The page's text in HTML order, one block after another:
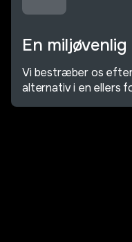
En
Vi bestræber os
alternativ i en ellers